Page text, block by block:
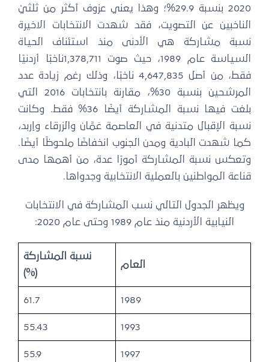
2020 بنسبة 29.9%؛ وهذا يعني عزوف أكثر من ثلثيْ
الناخبين عن التصويت، فقد شهدت الانتخابات الاخيرة
نسبة مشاركة هي الأدنى منذ استئناف الحياة
السياسة عام 1989، حيث صوت 1,378,711ناخبًا أردنيًا
فقط، من أصل 4,647,835 ناخبًا، وذلك رغم زيادة عدد
المرشحين بنسبة 30%، مقارنة بانتخابات 2016 التي
بلغت فيها نسبة المشاركة أيضًا 36% فقط. وكانت
نسبة الإقبال متدنية في العاصمة عَمَّان والزرقاء وإربد،
كما شهدت البادية ومدن الجنوب انخفاضًا ملحوظًا أيضًا.
وتعكس نسبة المشاركة أمورًا عدة، من أهمها مدى
قناعة المواطنين بالعملية الانتخابية وجدواها.
ويظهر الجدول التالي نسب المشاركة في الانتخابات
النيابية الأردنية منذ عام 1989 وحتى عام 2020:
نسبة المشاركة
(%)
العام
61.7 1989
55.43 1993
55.9 1997